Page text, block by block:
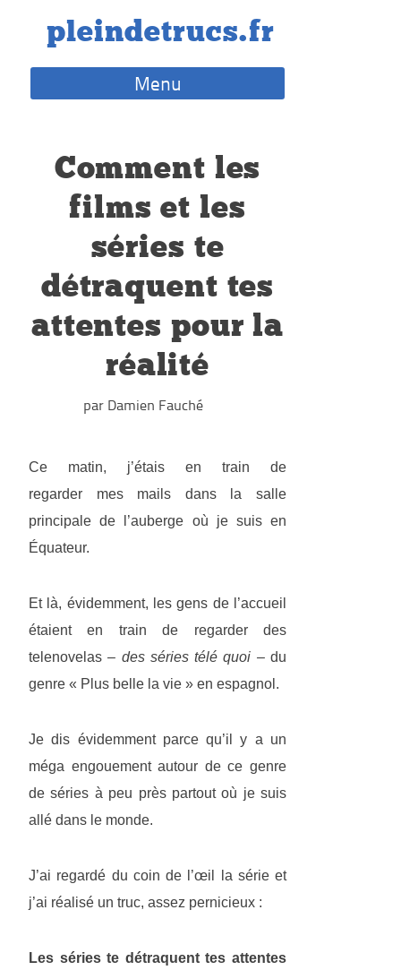
pleindetrucs.fr
Menu
Comment les
films et les
séries te
détraquent tes
attentes pour la
réalité
par Damien Fauché
Ce matin, j’étais en train de
regarder mes mails dans la salle
principale de l’auberge où je suis en
Équateur.
Et là, évidemment, les gens de l’accueil
étaient en train de regarder des
telenovelas– des séries télé quoi –du
genre « Plus belle la vie » en espagnol.
Je dis évidemment parce qu’il y a un
méga engouement autour de ce genre
de séries à peu près partout où je suis
allé dans le monde.
J’ai regardé du coin de l’œil la série et
j’ai réalisé un truc, assez pernicieux :
Les séries te détraquent tes attentes